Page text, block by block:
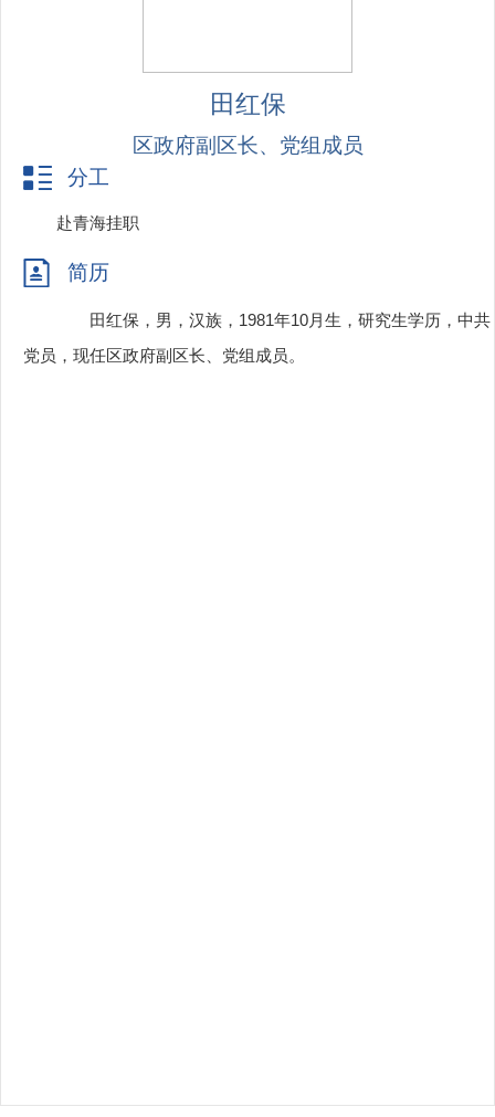
田红保
区政府副区长、党组成员
分工
赴青海挂职
简历
田红保，男，汉族，1981年10月生，研究生学历，中共
党员，现任区政府副区长、党组成员。